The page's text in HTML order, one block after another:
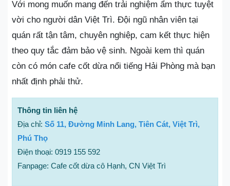
Với mong muốn mang đến trải nghiệm ẩm thực tuyệt
vời cho người dân Việt Trì. Đội ngũ nhân viên tại
quán rất tận tâm, chuyên nghiệp, cam kết thực hiện
theo quy tắc đảm bảo vệ sinh. Ngoài kem thì quán
còn có món cafe cốt dừa nổi tiếng Hải Phòng mà bạn
nhất định phải thử.
Thông tin liên hệ
Địa chỉ: Số 11, Đường Minh Lang, Tiên Cát, Việt Trì,
Phú Thọ
Điện thoại: 0919 155 592
Fanpage: Cafe cốt dừa cô Hạnh, CN Việt Trì